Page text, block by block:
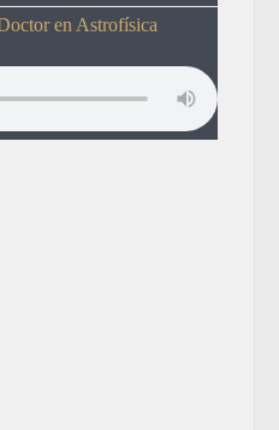
en Astrofísica